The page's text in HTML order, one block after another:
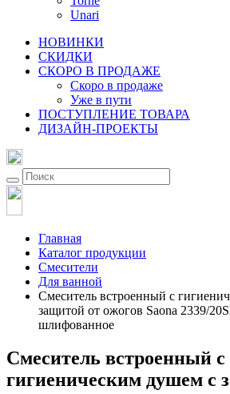
Unari
НОВИНКИ
СКИДКИ
СКОРО В ПРОДАЖЕ
Скоро в продаже
Уже в пути
ПОСТУПЛЕНИЕ ТОВАРА
ДИЗАЙН-ПРОЕКТЫ
Главная
Каталог продукции
Смесители
Для ванной
Смеситель встроенный с
защитой от ожогов Saona 2339/
шлифованное
Смеситель встроенный с
гигиеническим душем с